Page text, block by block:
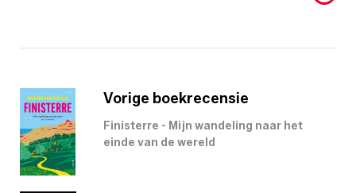
Vorige boekrecensie
Finisterre - Mijn wandeling naar het
einde van de wereld